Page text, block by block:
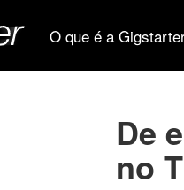
O que é a
De
no